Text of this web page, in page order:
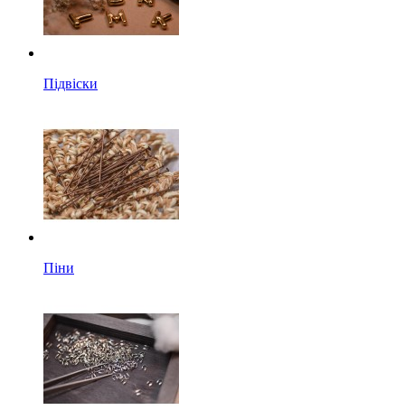
Підвіски
Піни